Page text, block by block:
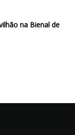
na Bienal de